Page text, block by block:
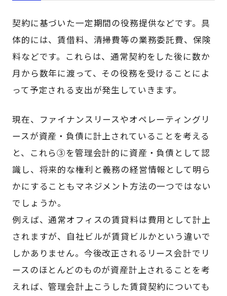
契約に基づいた一定期間の役務提供などです。具
体的には、賃借料、清掃費等の業務委託費、保険
料などです。これらは、通常契約をした後に数か
月から数年に渡って、その役務を受けることによ
って予定される支出が発生していきます。
現在、ファイナンスリースやオペレーティングリ
ースが資産・負債に計上されていることを考える
と、これら③を管理会計的に資産・負債として認
識し、将来的な権利と義務の経営情報として明ら
かにすることもマネジメント方法の一つではない
でしょうか。
例えば、通常オフィスの賃貸料は費用として計上
されますが、自社ビルが賃貸ビルかという違いで
しかありません。今後改正されるリース会計でリ
ースのほとんどのものが資産計上されることを考
えれば、管理会計上こうした賃貸契約についても